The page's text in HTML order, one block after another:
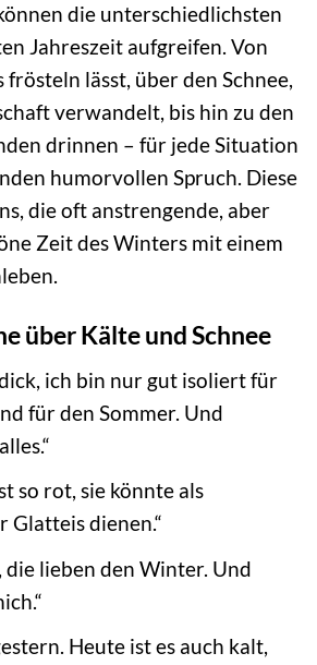
die unterschiedlichsten
Jahreszeit aufgreifen. Von
frösteln lässt, über den Schnee,
verwandelt, bis hin zu den
drinnen – für jede Situation
humorvollen Spruch. Diese
die oft anstrengende, aber
Zeit des Winters mit einem
über Kälte und Schnee
ich bin nur gut isoliert für
für den Sommer. Und
so rot, sie könnte als
Glatteis dienen.“
die lieben den Winter. Und
Heute ist es auch kalt,